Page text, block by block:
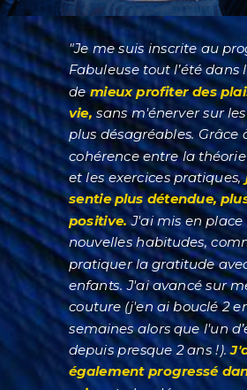
"Je me suis inscrite au
Fabuleuse tout l’été dans
demieux profiter des
vie,sans m'énerver sur
plus désagréables. Grâce
cohérence entre la
et les exercices pratiques,
sentie plus détendue,
positive.J'ai mis en place
nouvelles habitudes,
pratiquer la gratitude
enfants. J'ai avancé sur
couture (j'en ai bouclé 2
semaines alors que l'un
depuis presque 2 ans !).
également progressé